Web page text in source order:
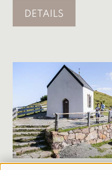
DETAILS